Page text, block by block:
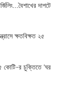
দাপটে
র চুক্তিতে 'ঘর